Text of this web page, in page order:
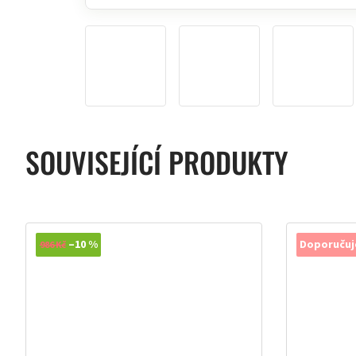
SOUVISEJÍCÍ PRODUKTY
986 Kč –10 %